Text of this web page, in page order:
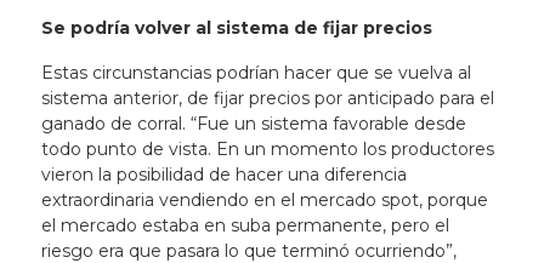
Se podría volver al sistema de fijar precios
Estas circunstancias podrían hacer que se vuelva al
sistema anterior, de fijar precios por anticipado para el
ganado de corral. “Fue un sistema favorable desde
todo punto de vista. En un momento los productores
vieron la posibilidad de hacer una diferencia
extraordinaria vendiendo en el mercado spot, porque
el mercado estaba en suba permanente, pero el
riesgo era que pasara lo que terminó ocurriendo”,